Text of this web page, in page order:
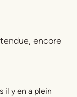
encore
il y en a plein